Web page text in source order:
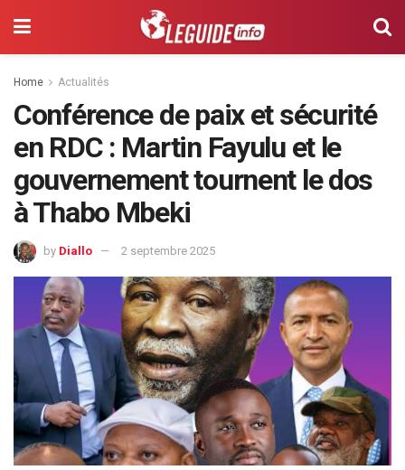
Home Actualités
Conférence de paix et sécurité
en RDC : Martin Fayulu et le
gouvernement tournent le dos
à Thabo Mbeki
by Diallo 2 septembre 2025